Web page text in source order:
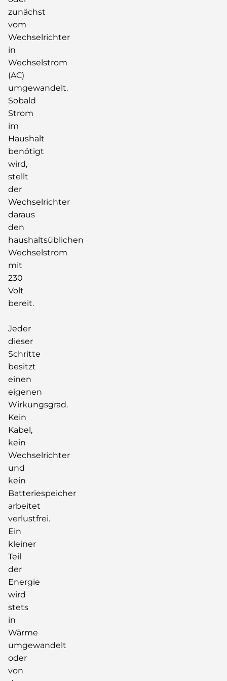
zunächst
vom
Wechselrichter
in
Wechselstrom
(AC)
umgewandelt.
Sobald
Strom
im
Haushalt
benötigt
wird,
stellt
der
Wechselrichter
daraus
den
haushaltsüblichen
Wechselstrom
mit
230
Volt
bereit.
Jeder
dieser
Schritte
besitzt
einen
eigenen
Wirkungsgrad.
Kein
Kabel,
kein
Wechselrichter
und
kein
Batteriespeicher
arbeitet
verlustfrei.
Ein
kleiner
Teil
der
Energie
wird
stets
in
Wärme
umgewandelt
oder
von